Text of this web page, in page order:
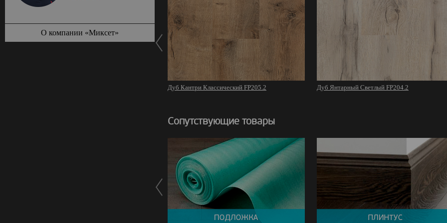
Дуб Кантри Классический FP205.2 Дуб Янтарный Cветлый FP204.2
Сопутствующие товары
О компании «Миксет»